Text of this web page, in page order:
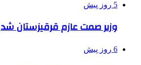
5 روز پیش
وزیر صمت عازم قرقیزستان شد
6 روز پیش